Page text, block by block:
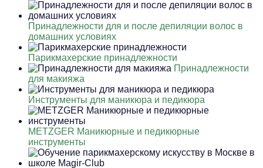
Принадлежности для и после депиляции волос в
домашних условиях
Парикмахерские принадлежности
Принадлежности
для макияжа
Инструменты для маникюра и педикюра
METZGER Маникюрные и педикюрные
инструменты